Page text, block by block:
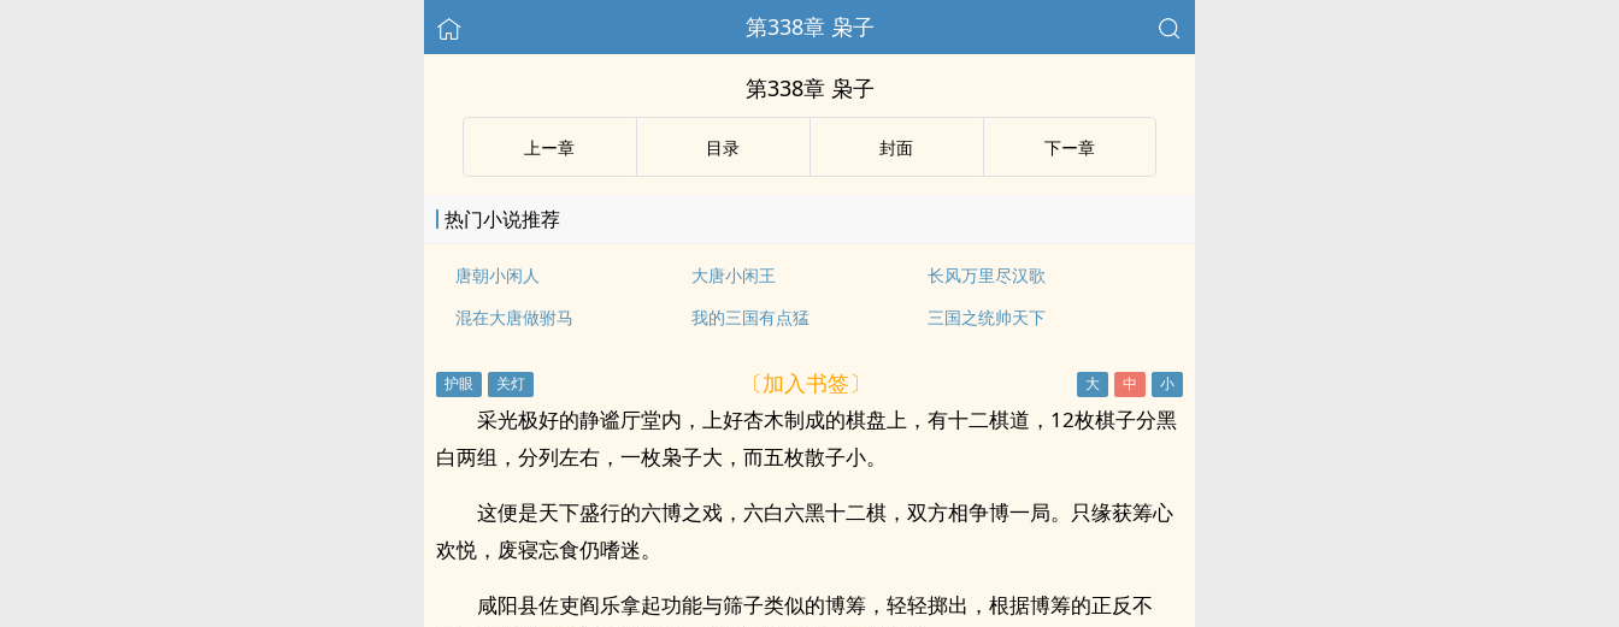
第338章 枭子
第338章 枭子
上ー章 目录 封面 下ー章
热门小说推荐
唐朝小闲人 大唐小闲王
长风万里尽汉歌
混在大唐做驸马
我的三国有点猛 三国之统帅天下
〔加入书签〕
采光极好的静谧厅堂内，上好杏木制成的棋盘上，有十二棋道，12枚棋子分黑
白两组，分列左右，一枚枭子大，而五枚散子小。
这便是天下盛行的六博之戏，六白六黑十二棋，双方相争博一局。只缘获筹心
欢悦，废寝忘食仍嗜迷。
咸阳县佐吏阎乐拿起功能与筛子类似的博筹，轻轻掷出，根据博筹的正反不